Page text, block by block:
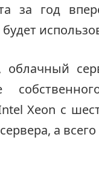
за год
Xeon с
а